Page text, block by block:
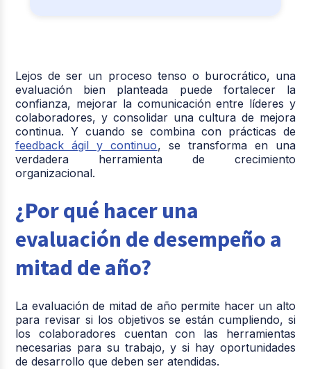
Lejos de ser un proceso tenso o burocrático, una
evaluación bien planteada puede fortalecer la
confianza, mejorar la comunicación entre líderes y
colaboradores, y consolidar una cultura de mejora
continua. Y cuando se combina con prácticas de
feedback ágil y continuo, se transforma en una
verdadera herramienta de crecimiento
organizacional.
¿Por qué hacer una
evaluación de desempeño a
mitad de año?
La evaluación de mitad de año permite hacer un alto
para revisar si los objetivos se están cumpliendo, si
los colaboradores cuentan con las herramientas
necesarias para su trabajo, y si hay oportunidades
de desarrollo que deben ser atendidas.